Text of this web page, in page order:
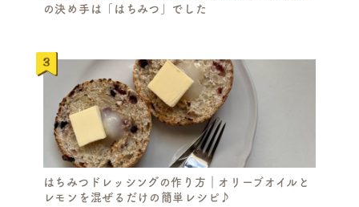
の決め手は「はちみつ」でした
はちみつドレッシングの作り方｜オリーブオイルと
レモンを混ぜるだけの簡単レシピ♪